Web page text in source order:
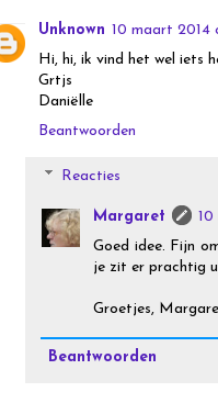
Unknown 10 maart 2014
Hi, hi, ik vind het wel iets
Grtjs
Daniëlle
Beantwoorden
Reacties
Margaret
10
Goed idee. Fijn
je zit er prachtig
Groetjes,
Beantwoorden